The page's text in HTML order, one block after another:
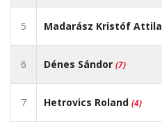
5 Madarász Kristóf Attila
6 Dénes Sándor (7)
7 Hetrovics Roland (4)